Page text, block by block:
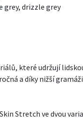
grey, drizzle grey
které udržují
a díky nižší
Stretch ve dvou